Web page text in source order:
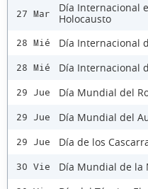
27 Mar
Día Internacional
Holocausto
28 Mié Día Internacional
28 Mié Día Internacional
29 Jue Día Mundial del
29 Jue Día Mundial del
29 Jue Día de los
30 Vie Día Mundial de la